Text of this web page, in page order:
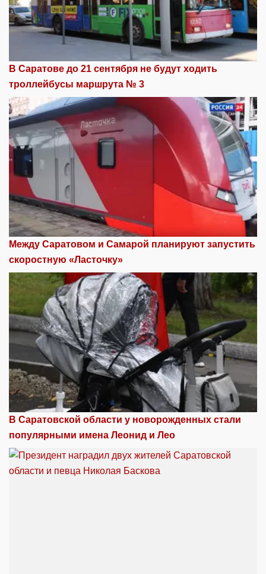
В Саратове до 21 сентября не будут ходить
троллейбусы маршрута № 3
Между Саратовом и Самарой планируют запустить
скоростную «Ласточку»
В Саратовской области у новорожденных стали
популярными имена Леонид и Лео